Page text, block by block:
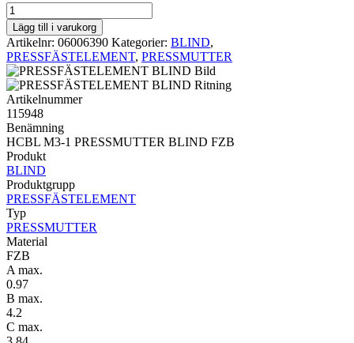
PRESSMUTTER
BLIND
HCBL
M3-
1
PRESSMUTTER
BLIND
FZB
mängd
Lägg till i varukorg
Artikelnr: 06006390 Kategorier: BLIND,
PRESSFÄSTELEMENT, PRESSMUTTER
Artikelnummer
115948
Benämning
HCBL M3-1 PRESSMUTTER BLIND FZB
Produkt
BLIND
Produktgrupp
PRESSFÄSTELEMENT
Typ
PRESSMUTTER
Material
FZB
A max.
0.97
B max.
4.2
C max.